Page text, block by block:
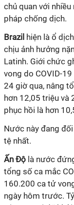
chủ quan với
pháp chống dịch.
Brazil hiện là ổ
chịu ảnh hưởng
Latinh. Giới chức
vong do COVID-19
24 giờ qua, nâng
hơn 12,05 triệu
phục hồi là hơn
Nước này đang
tệ nhất.
Ấn Độ là nước
tổng số ca mắc
160.200 ca tử
ngày hôm trước.